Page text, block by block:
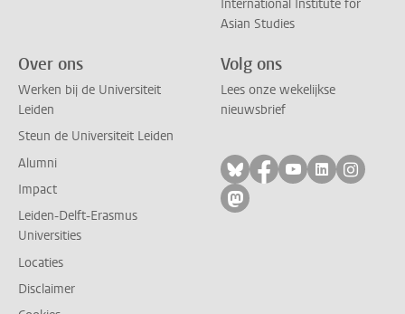
International Institute for
Asian Studies
Over ons
Werken bij de Universiteit
Leiden
Steun de Universiteit Leiden
Alumni
Impact
Leiden-Delft-Erasmus
Universities
Locaties
Disclaimer
Volg ons
Lees onze wekelijkse
nieuwsbrief
Volg ons op bluesky
Volg ons op
Volg ons op
Volg ons
Volg
Volg ons op mastodon